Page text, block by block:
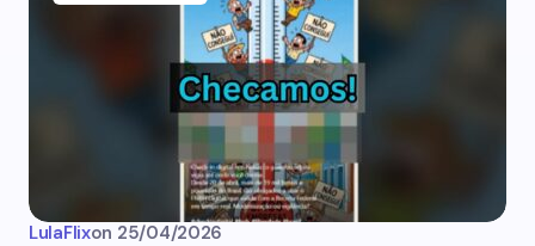
LulaFlixon 25/04/2026